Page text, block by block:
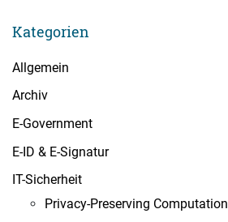
Kategorien
Allgemein
Archiv
E-Government
E-ID & E-Signatur
IT-Sicherheit
Privacy-Preserving Computation